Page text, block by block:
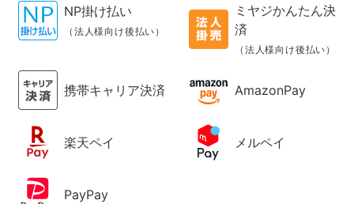
NP掛け払い
（法人様向け後払い）
ミヤジかんたん決
済
（法人様向け後払い）
携帯キャリア決済 AmazonPay
楽天ペイ メルペイ
PayPay